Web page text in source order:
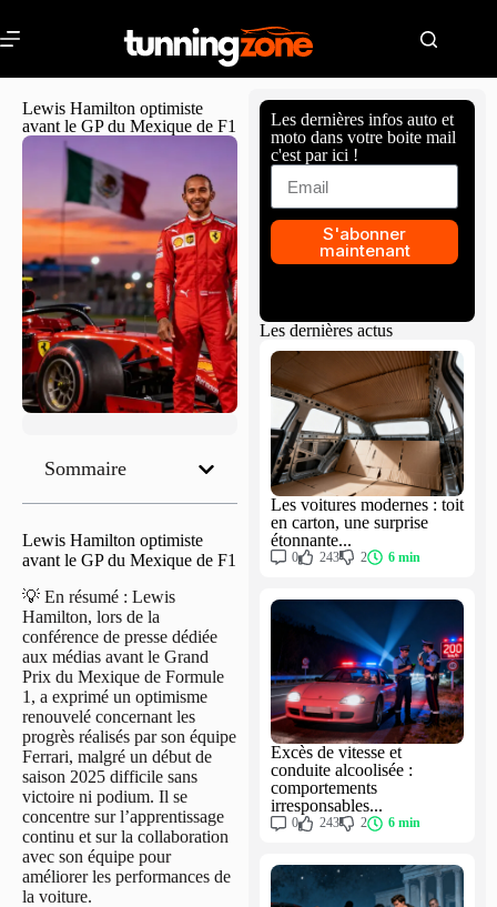
Lewis Hamilton optimiste
avant le GP du Mexique de F1
Sommaire
Lewis Hamilton optimiste
avant le GP du Mexique de F1
💡 En résumé : Lewis
Hamilton, lors de la
conférence de presse dédiée
aux médias avant le Grand
Prix du Mexique de Formule
1, a exprimé un optimisme
renouvelé concernant les
progrès réalisés par son équipe
Ferrari, malgré un début de
saison 2025 difficile sans
victoire ni podium. Il se
concentre sur l’apprentissage
continu et sur la collaboration
avec son équipe pour
améliorer les performances de
la voiture.
Les dernières infos auto et
moto dans votre boite mail
c'est par ici !
S'abonner
maintenant
Les dernières actus
Les voitures modernes : toit
en carton, une surprise
étonnante...
0 243 2 6 min
Excès de vitesse et
conduite alcoolisée :
comportements
irresponsables...
0 243 2 6 min